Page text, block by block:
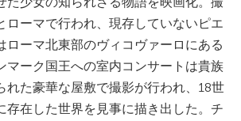
ローマで行われ、現存していないピエ
ローマ北東部のヴィコヴァーロにある
マーク国王への室内コンサートは貴族
れた豪華な屋敷で撮影が行われ、18世
存在した世界を見事に描き出した。チ